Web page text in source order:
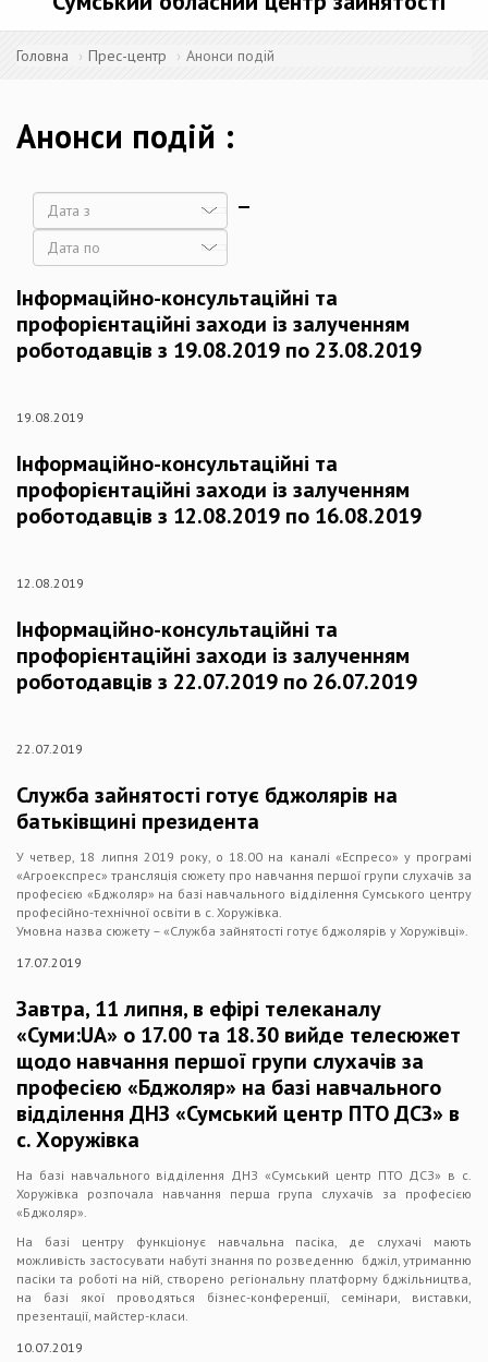
Головна Прес-центр Анонси подій
Анонси подій
Дата
Інформаційно-консультаційні та
профорієнтаційні заходи із залученням
роботодавців з 19.08.2019 по 23.08.2019
19.08.2019
Інформаційно-консультаційні та
профорієнтаційні заходи із залученням
роботодавців з 12.08.2019 по 16.08.2019
12.08.2019
Інформаційно-консультаційні та
профорієнтаційні заходи із залученням
роботодавців з 22.07.2019 по 26.07.2019
22.07.2019
Служба зайнятості готує бджолярів на
батьківщині президента
У четвер, 18 липня 2019 року, о 18.00 на каналі «Еспресо» у програмі
«Агроекспрес» трансляція сюжету про навчання першої групи слухачів за
професією «Бджоляр» на базі навчального відділення Сумського центру
професійно-технічної освіти в с. Хоружівка.
Умовна назва сюжету – «Служба зайнятості готує бджолярів у Хоружівці».
17.07.2019
Завтра, 11 липня, в ефірі телеканалу
«Суми:UA» о 17.00 та 18.30 вийде телесюжет
щодо навчання першої групи слухачів за
професією «Бджоляр» на базі навчального
відділення ДНЗ «Сумський центр ПТО ДСЗ» в
с. Хоружівка
На базі навчального відділення ДНЗ «Сумський центр ПТО ДСЗ» в с.
Хоружівка розпочала навчання перша група слухачів за професією
«Бджоляр».
На базі центру функціонує навчальна пасіка, де слухачі мають
можливість застосувати набуті знання по розведенню бджіл, утриманню
пасіки та роботі на ній, створено регіональну платформу бджільництва,
на базі якої проводяться бізнес-конференції, семінари, виставки,
презентації, майстер-класи.
10.07.2019